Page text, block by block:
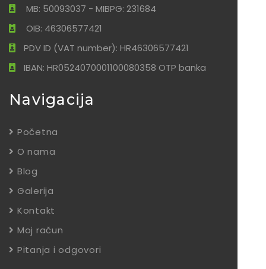
MB: 50093037 - MIBPG: 231684
OIB: 46306577421
PDV ID (VAT number): HR46306577421
IBAN: HR0524070001100080358 OTP banka
Navigacija
Početna
O nama
Blog
Galerija
Kontakt
Moj račun
Pitanja i odgovori